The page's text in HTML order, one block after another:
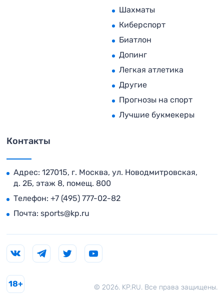
Шахматы
Киберспорт
Биатлон
Допинг
Легкая атлетика
Другие
Прогнозы на спорт
Лучшие букмекеры
Контакты
Адрес: 127015, г. Москва, ул. Новодмитровская,
д. 2Б, этаж 8, помещ. 800
Телефон: +7 (495) 777-02-82
Почта: sports@kp.ru
© 2026. KP.RU. Все права защищены.
18+